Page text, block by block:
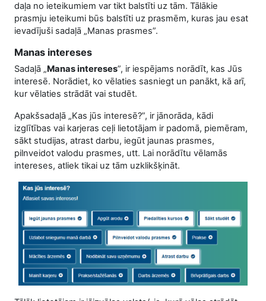
daļa no ieteikumiem var tikt balstīti uz tām. Tālākie
prasmju ieteikumi būs balstīti uz prasmēm, kuras jau esat
ievadījuši sadaļā „Manas prasmes”.
Manas intereses
Sadaļā „Manas intereses”, ir iespējams norādīt, kas Jūs
interesē. Norādiet, ko vēlaties sasniegt un panākt, kā arī,
kur vēlaties strādāt vai studēt.
Apakšsadaļā „Kas jūs interesē?”, ir jānorāda, kādi
izglītības vai karjeras ceļi lietotājam ir padomā, piemēram,
sākt studijas, atrast darbu, iegūt jaunas prasmes,
pilnveidot valodu prasmes, utt. Lai norādītu vēlamās
intereses, atliek tikai uz tām uzklikšķināt.